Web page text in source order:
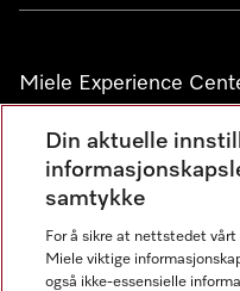
Miele Experience
Miele Experience Center
Miele Outlet Nesbru
Nyhetsbrev
Din aktuelle
samtykke
For å sikre at nettstedet
Miele viktige
også ikke-essensielle